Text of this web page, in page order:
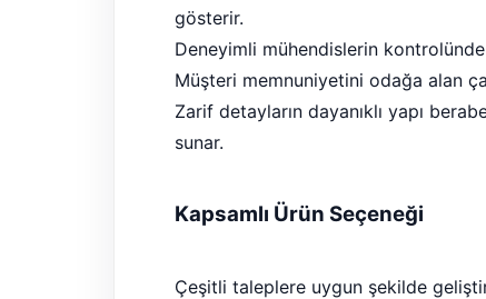
gösterir.
Deneyimli mühendislerin
Müşteri memnuniyetini odağa alan
Zarif detayların dayanıklı yapı
sunar.
Kapsamlı Ürün Seçeneği
Çeşitli taleplere uygun şekilde